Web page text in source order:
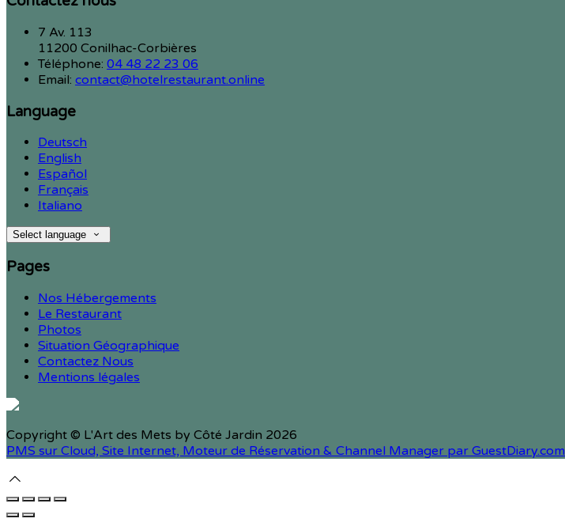
7 Av. 113
11200 Conilhac-Corbières
Téléphone: 04 48 22 23 06
Email: contact@hotelrestaurant.online
Language
Deutsch
English
Español
Français
Italiano
Select language
Pages
Nos Hébergements
Le Restaurant
Photos
Situation Géographique
Contactez Nous
Mentions légales
Copyright © L'Art des Mets by Côté Jardin 2026
PMS sur Cloud, Site Internet, Moteur de Réservation & Channel Manager par GuestDiary.com